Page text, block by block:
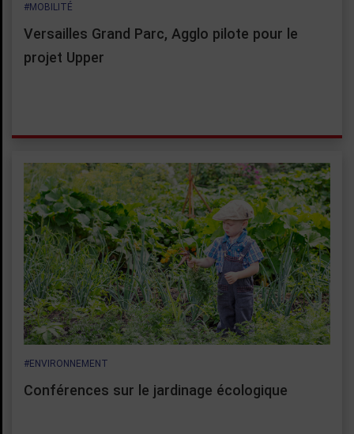
#MOBILITÉ
Versailles Grand Parc, Agglo pilote pour le
projet Upper
#ENVIRONNEMENT
Conférences sur le jardinage écologique